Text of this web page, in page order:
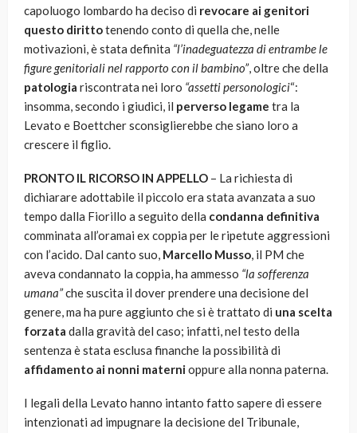
capoluogo lombardo ha deciso di revocare ai genitori
questo dirittotenendo conto di quella che, nelle
motivazioni, è stata definita “l’inadeguatezza di entrambe le
figure genitoriali nel rapporto con il bambino”, oltre che della
patologia riscontrata nei loro “assetti personologici“:
insomma, secondo i giudici, il perverso legame tra la
Levato e Boettcher sconsiglierebbe che siano loro a
crescere il figlio.
PRONTO IL RICORSO IN APPELLO – La richiesta di
dichiarare adottabile il piccolo era stata avanzata a suo
tempo dalla Fiorillo a seguito della condanna definitiva
comminata all’oramai ex coppia per le ripetute aggressioni
con l’acido. Dal canto suo, Marcello Musso, il PM che
aveva condannato la coppia, ha ammesso “la sofferenza
umana”che suscita il dover prendere una decisione del
genere, ma ha pure aggiunto che si è trattato di una scelta
forzata dalla gravità del caso; infatti, nel testo della
sentenza è stata esclusa finanche la possibilità di
affidamento ai nonni maternioppure alla nonna paterna.
I legali della Levato hanno intanto fatto sapere di essere
intenzionati ad impugnare la decisione del Tribunale,